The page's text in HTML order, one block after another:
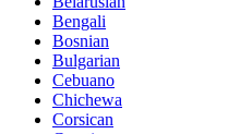
Bengali
Bosnian
Bulgarian
Cebuano
Chichewa
Corsican